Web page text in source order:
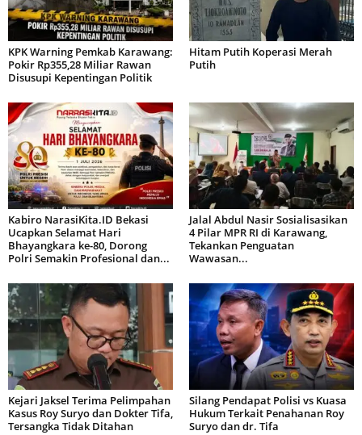
KPK Warning Pemkab Karawang:
Pokir Rp355,28 Miliar Rawan
Disusupi Kepentingan Politik
Hitam Putih Koperasi Merah
Putih
Kabiro NarasiKita.ID Bekasi
Ucapkan Selamat Hari
Bhayangkara ke-80, Dorong
Polri Semakin Profesional dan...
Jalal Abdul Nasir Sosialisasikan
4 Pilar MPR RI di Karawang,
Tekankan Penguatan
Wawasan...
Kejari Jaksel Terima Pelimpahan
Kasus Roy Suryo dan Dokter Tifa,
Tersangka Tidak Ditahan
Silang Pendapat Polisi vs Kuasa
Hukum Terkait Penahanan Roy
Suryo dan dr. Tifa